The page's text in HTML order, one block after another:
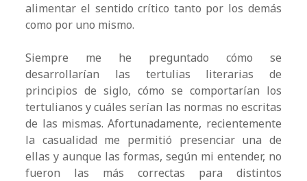
alimentar el sentido crítico tanto por los demás
como por uno mismo.
Siempre me he preguntado cómo se
desarrollarían las tertulias literarias de
principios de siglo, cómo se comportarían los
tertulianos y cuáles serían las normas no escritas
de las mismas. Afortunadamente, recientemente
la casualidad me permitió presenciar una de
ellas y aunque las formas, según mi entender, no
fueron las más correctas para distintos